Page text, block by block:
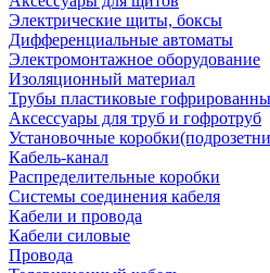
Электрические щиты, боксы
Дифференциальные автоматы
Электромонтажное оборудование
Изоляционный материал
Трубы пластиковые
Аксессуары для труб и гофротруб
Установочные
Кабель-канал
Распределительные коробки
Системы соединения кабеля
Кабели и провода
Кабели силовые
Провода